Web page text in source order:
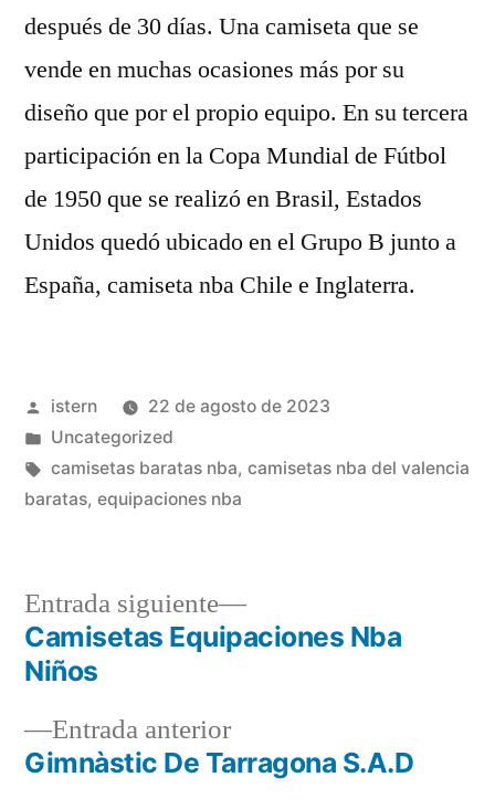
después de 30 días. Una camiseta que se
vende en muchas ocasiones más por su
diseño que por el propio equipo. En su tercera
participación en la Copa Mundial de Fútbol
de 1950 que se realizó en Brasil, Estados
Unidos quedó ubicado en el Grupo B junto a
España, camiseta nba Chile e Inglaterra.
Publicado
por
istern
22 de agosto de 2023
Publicado
en
Uncategorized
Etiquetas:
camisetas baratas nba, camisetas nba del valencia
baratas, equipaciones nba
Navegación
entradas
Entrada anteriorEntrada
anterior:
Gimnàstic De Tarragona S.A.D
Entrada siguiente
Entrada
siguiente:
Camisetas Equipaciones Nba
Niños